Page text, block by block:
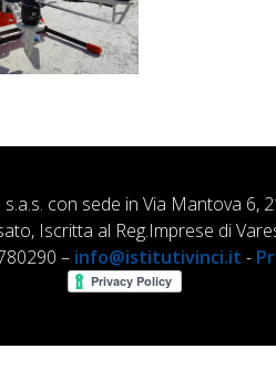
con sede in Via Mantova 6,
Iscritta al Reg.Imprese di
– info@istitutivinci.it -